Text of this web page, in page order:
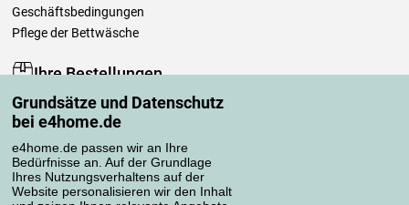
Grundsätze und Datenschutz
bei e4home.de
e4home.de passen wir an Ihre
Bedürfnisse an. Auf der Grundlage
Ihres Nutzungsverhaltens auf der
Website personalisieren wir den Inhalt
Geschäftsbedingungen
Pflege der Bettwäsche
Ihre Bestellungen
Mein Konto
Bestellübersicht
Reklamationen
Widerrufsbelehrung
Einfach mehr wissen